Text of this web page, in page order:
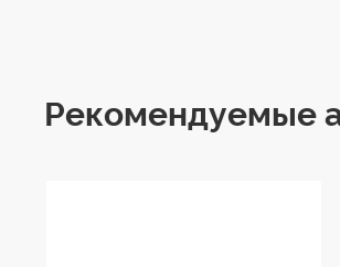
Рекомендуемые